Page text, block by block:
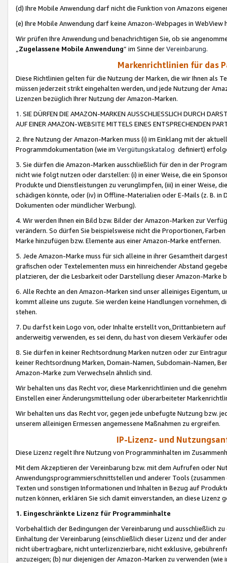
(d) Ihre Mobile Anwendung darf nicht die Funktion von Amazons
(e) Ihre Mobile Anwendung darf keine Amazon-Webpages in WebView
Wir prüfen Ihre Anwendung und benachrichtigen Sie, ob sie
„Zugelassene Mobile Anwendung“ im Sinne derVereinbarung.
Markenrichtlinien für das
Diese Richtlinien gelten für die Nutzung der Marken, die wir Ihnen als
müssen jederzeit strikt eingehalten werden, und jede Nutzung der
Lizenzen bezüglich Ihrer Nutzung der Amazon-Marken.
1. SIE DÜRFEN DIE AMAZON-MARKEN AUSSCHLIESSLICH DURCH
AUF EINER AMAZON-WEBSITE MITTELS EINES ENTSPRECHENDEN
2. Ihre Nutzung der Amazon-Marken muss (i) im Einklang mit der
Programmdokumentation (wie im Vergütungskatalog definiert)
3. Sie dürfen die Amazon-Marken ausschließlich für den in der
nicht wie folgt nutzen oder darstellen: (i) in einer Weise, die ein
Produkte und Dienstleistungen zu verunglimpfen, (iii) in einer Weise,
schädigen könnte, oder (iv) in Offline-Materialien oder E-Mails (z. B. in
Dokumenten oder mündlicher Werbung).
4. Wir werden Ihnen ein Bild bzw. Bilder der Amazon-Marken zur
verändern. So dürfen Sie beispielsweise nicht die Proportionen,
Marke hinzufügen bzw. Elemente aus einer Amazon-Marke entfernen.
5. Jede Amazon-Marke muss für sich alleine in ihrer Gesamtheit
grafischen oder Textelementen muss ein hinreichender Abstand
platzieren, der die Lesbarkeit oder Darstellung dieser Amazon-Marke
6. Alle Rechte an den Amazon-Marken sind unser alleiniges
kommt alleine uns zugute. Sie werden keine Handlungen vornehmen,
stehen.
7. Du darfst kein Logo von, oder Inhalte erstellt von,Drittanbietern auf
anderweitig verwenden, es sei denn, du hast von diesem Verkäufer
8. Sie dürfen in keiner Rechtsordnung Marken nutzen oder zur
keiner Rechtsordnung Marken, Domain-Namen, Subdomain-Namen,
Amazon-Marke zum Verwechseln ähnlich sind.
Wir behalten uns das Recht vor, diese Markenrichtlinien und die
Einstellen einer Änderungsmitteilung oder überarbeiteter
Wir behalten uns das Recht vor, gegen jede unbefugte Nutzung bzw.
unserem alleinigen Ermessen angemessene Maßnahmen zu ergreifen.
IP-Lizenz- und
Diese Lizenz regelt Ihre Nutzung von Programminhalten im
Mit dem Akzeptieren der Vereinbarung bzw. mit dem Aufrufen oder
Anwendungsprogrammierschnittstellen und anderer Tools (zusammen
Texten und sonstigen Informationen und Inhalten in Bezug auf
nutzen können, erklären Sie sich damit einverstanden, an diese Lizenz
1. Eingeschränkte Lizenz für Programminhalte
Vorbehaltlich der Bedingungen der Vereinbarung und ausschließlich
Einhaltung der Vereinbarung (einschließlich dieser Lizenz und der
nicht übertragbare, nicht unterlizenzierbare, nicht exklusive,
anzuzeigen; (b) nur diejenigen der Amazon-Marken zu verwenden